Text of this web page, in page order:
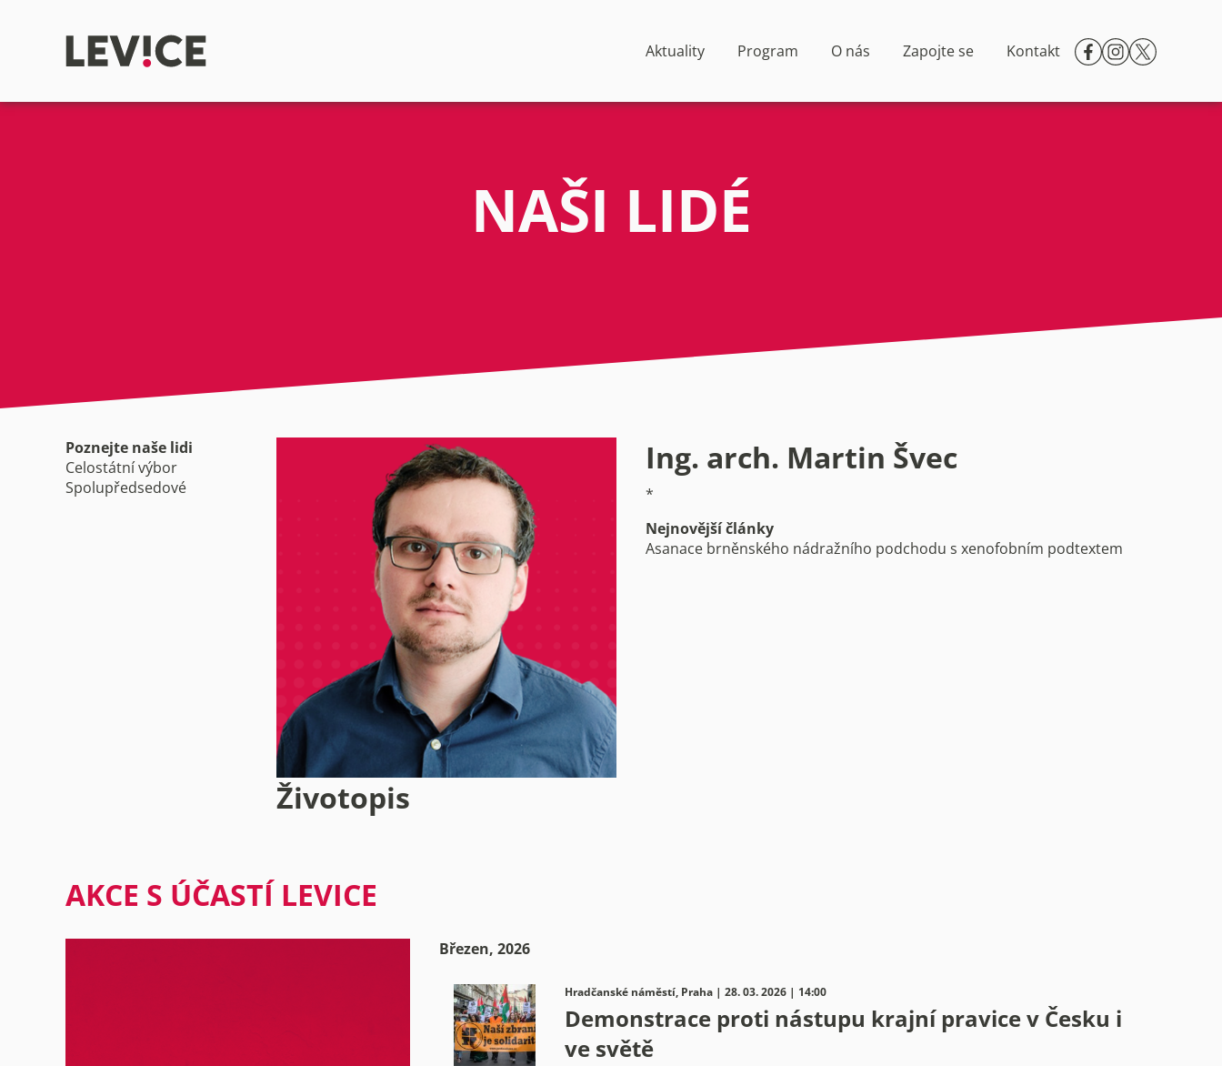
Aktuality Program O nás Zapojte se Kontakt
NAŠI LIDÉ
Poznejte naše lidi
Celostátní výbor
Spolupředsedové
Ing. arch. Martin Švec
*
Nejnovější články
Asanace brněnského nádražního podchodu s xenofobním podtextem
Životopis
AKCE S ÚČASTÍ LEVICE
Březen, 2026
Hradčanské náměstí, Praha | 28. 03. 2026 | 14:00
Demonstrace proti nástupu krajní pravice v Česku i
ve světě